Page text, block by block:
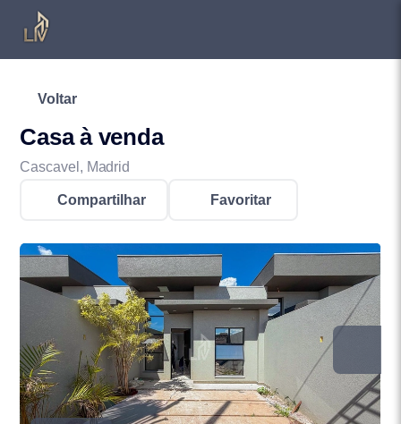
Voltar
Casa à venda
Cascavel, Madrid
Compartilhar Favoritar